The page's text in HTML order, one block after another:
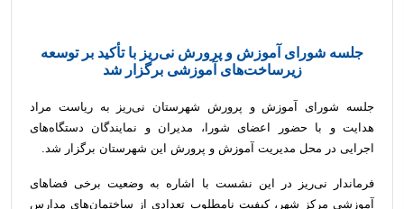
جلسه شورای آموزش و پرورش نی‌ریز با تأکید بر توسعه
زیرساخت‌های آموزشی برگزار شد
جلسه شورای آموزش و پرورش شهرستان نی‌ریز به ریاست مراد
هدایت و با حضور اعضای شورا، مدیران و نمایندگان دستگاه‌های
اجرایی در محل مدیریت آموزش و پرورش این شهرستان برگزار شد.
فرماندار نی‌ریز در این نشست با اشاره به وضعیت برخی فضاهای
آموزشی مرکز شهر، کیفیت نامطلوب تعدادی از ساختمان‌های مدارس